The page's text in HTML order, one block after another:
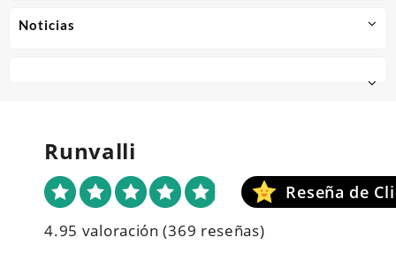
Noticias
Runvalli
4.95 valoración (369 reseñas)